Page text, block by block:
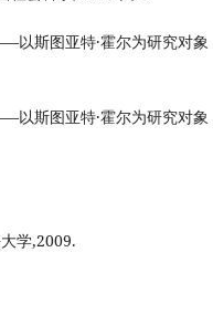
以斯图亚特·霍尔为研究对象
以斯图亚特·霍尔为研究对象
学,2009.